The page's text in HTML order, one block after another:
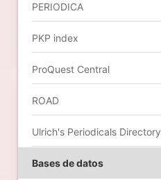
PERIODICA
PKP index
ProQuest Central
ROAD
Ulrich's Periodicals Directory
Bases de datos